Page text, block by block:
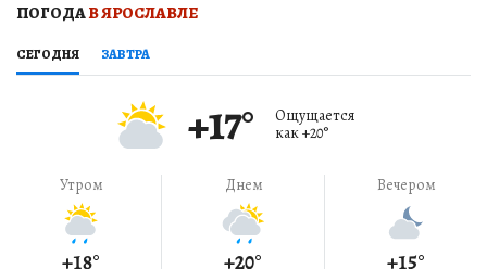
ПОГОДАВ ЯРОСЛАВЛЕ
СЕГОДНЯ ЗАВТРА
+17°
Ощущается
как+20°
Утром
+18°
Днем
+20°
Вечером
+15°